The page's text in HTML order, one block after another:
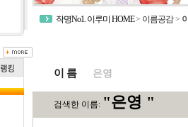
작명No1. 이루미 HOME> 이름공감>
이 름